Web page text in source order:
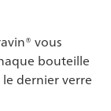
vous
bouteille
dernier verre